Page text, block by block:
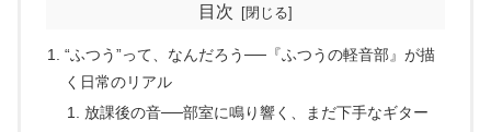
目次
“ふつう”って、なんだろう──『ふつうの軽音部』が描
く日常のリアル
放課後の音──部室に鳴り響く、まだ下手なギター